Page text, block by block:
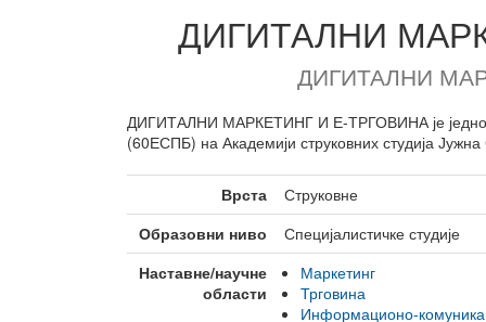
Завршни
Средње
Високо
Врсте студија
установа
Образовање
одраслих
ДИГИТАЛНИ
ДИГИТАЛНИ
ДИГИТАЛНИ МАРКЕТИНГ И Е-ТРГОВИНА је
(60ЕСПБ) на Академији струковних студија
Врста
Струковне
Образовни ниво
Специјалистичке студије
Наставне/научне
области
Маркетинг
Трговина
Информационо-